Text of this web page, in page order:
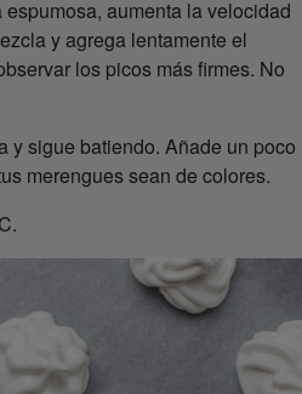
aumenta la velocidad
y agrega lentamente el
los picos más firmes. No
y sigue batiendo. Añade un poco
merengues sean de colores.